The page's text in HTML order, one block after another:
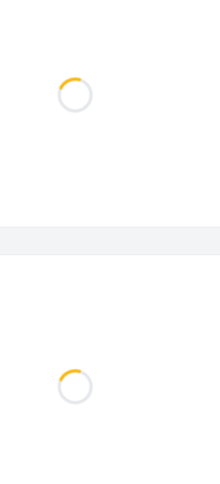
Loading...
Loading...